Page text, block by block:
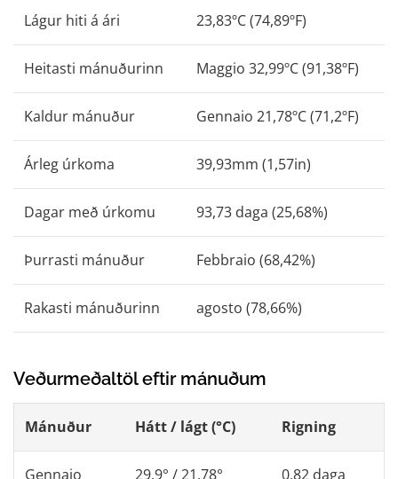
Lágur hiti á ári 23,83ºC (74,89ºF)
Heitasti mánuðurinn Maggio 32,99ºC (91,38ºF)
Kaldur mánuður Gennaio 21,78ºC (71,2ºF)
Árleg úrkoma 39,93mm (1,57in)
Dagar með úrkomu 93,73 daga (25,68%)
Þurrasti mánuður Febbraio (68,42%)
Rakasti mánuðurinn agosto (78,66%)
Veðurmeðaltöl eftir mánuðum
Mánuður Hátt / lágt (°C) Rigning
Gennaio 29,9° / 21,78° 0,82 daga